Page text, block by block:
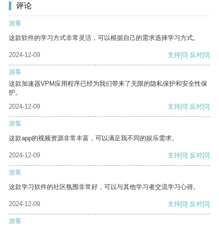
评论
游客
这款软件的学习方式非常灵活，可以根据自己的需求选择学习方式。
2024-12-09 支持[0] 反对[0]
游客
这款加速器VPM应用程序已经为我们带来了无限的隐私保护和安全性保
护。
2024-12-09
支持[0] 反对[0]
游客
这款app的视频资源非常丰富，可以满足我不同的娱乐需求。
2024-12-09 支持[0] 反对[0]
游客
这款学习软件的社区氛围非常好，可以与其他学习者交流学习心得。
2024-12-09 支持[0] 反对[0]
游客